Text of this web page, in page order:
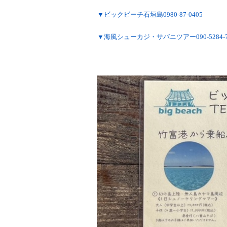
▼ビックビーチ石垣島0980-87-0405
▼海風シューカジ・サバニツアー090-5284-